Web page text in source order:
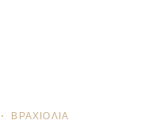
ΒΡΑΧΙΌΛΙΑ